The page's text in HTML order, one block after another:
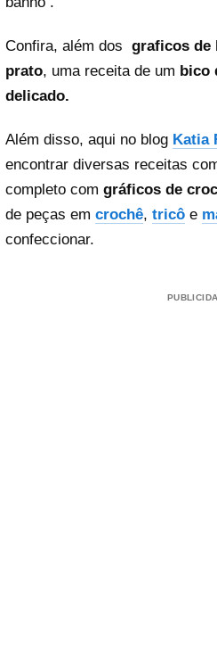
Confira, além dos graficos de
prato, uma receita de um bico
delicado.
Além disso, aqui no blog Katia
encontrar diversas receitas
completo com gráficos de
de peças em crochê, tricô e
confeccionar.